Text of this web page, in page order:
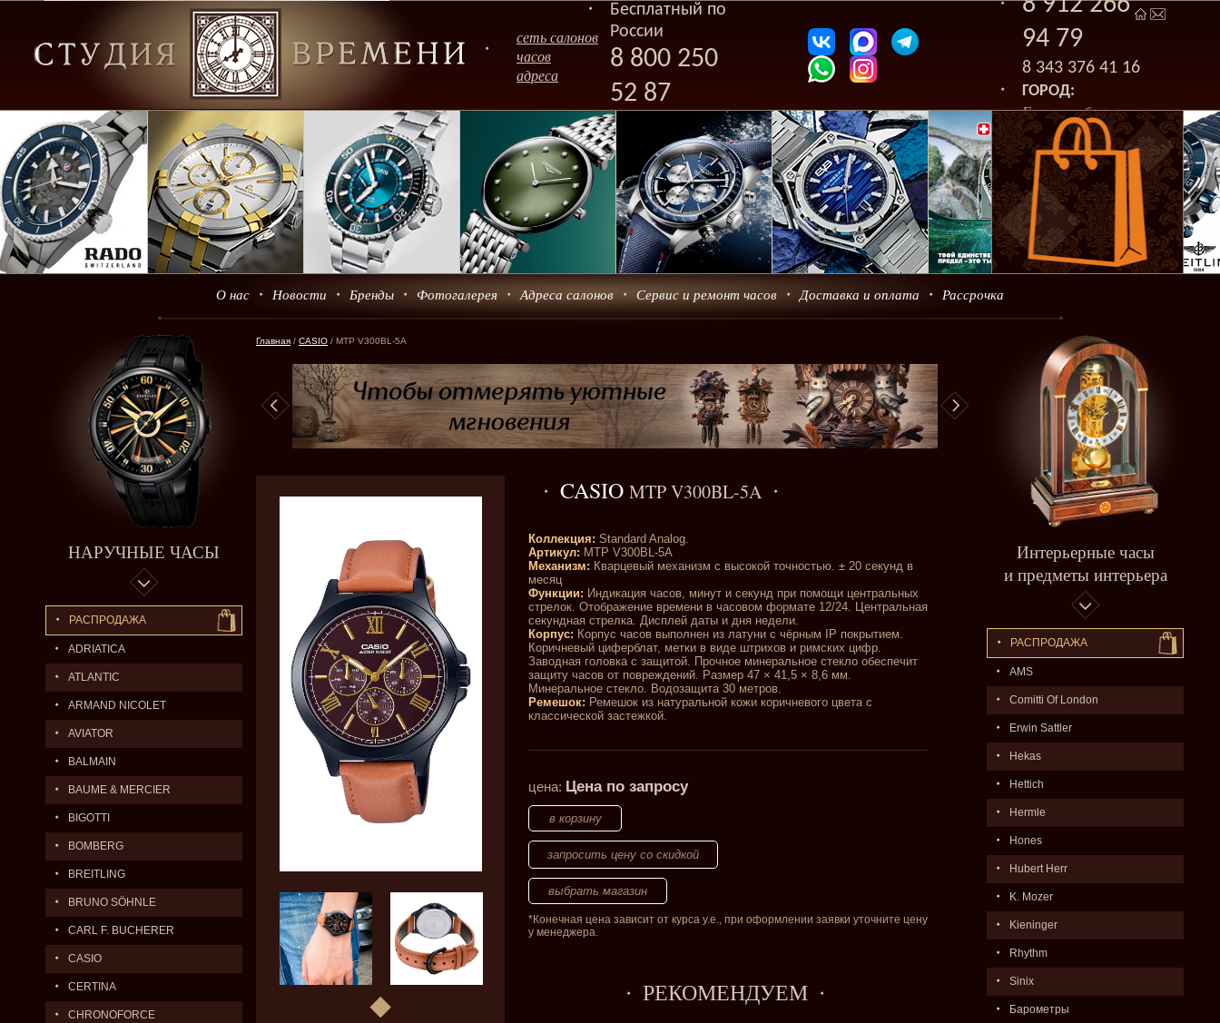
сеть салонов
часов
адреса
Бесплатный по
России
8 800 250
52 87
94 79
8 343 376 41 16
ГОРОД:
Екатеринбург
О нас Новости Бренды Фотогалерея Адреса салонов Сервис и ремонт часов Доставка и оплата Рассрочка
НАРУЧНЫЕ ЧАСЫ
РАСПРОДАЖА
ADRIATICA
ATLANTIC
ARMAND NICOLET
AVIATOR
BALMAIN
BAUME & MERCIER
BIGOTTI
BOMBERG
BREITLING
BRUNO SÖHNLE
CARL F. BUCHERER
CASIO
CERTINA
CHRONOFORCE
Интерьерные часы
и предметы интерьера
РАСПPОДАЖA
AMS
Comitti Of London
Erwin Sattler
Hekas
Hettich
Hermle
Hones
Hubert Herr
K. Mozer
Kieninger
Rhythm
Sinix
Барометры
Главная / CASIO / MTP V300BL-5A
CASIO MTP V300BL-5A
Коллекция: Standard Analog.
Артикул: MTP V300BL-5A
Механизм: Кварцевый механизм с высокой точностью. ± 20 секунд в
месяц
Функции: Индикация часов, минут и секунд при помощи центральных
стрелок. Отображение времени в часовом формате 12/24. Центральная
секундная стрелка. Дисплей даты и дня недели.
Корпус: Корпус часов выполнен из латуни с чёрным IP покрытием.
Коричневый циферблат, метки в виде штрихов и римских цифр.
Заводная головка с защитой. Прочное минеральное стекло обеспечит
защиту часов от повреждений. Размер 47 × 41,5 × 8,6 мм.
Минеральное стекло. Водозащита 30 метров.
Ремешок: Ремешок из натуральной кожи коричневого цвета с
классической застежкой.
цена: Цена по запросу
запросить цену со скидкой
*Конечная цена зависит от курса у.е., при оформлении заявки уточните цену
у менеджера.
РЕКОМЕНДУЕМ